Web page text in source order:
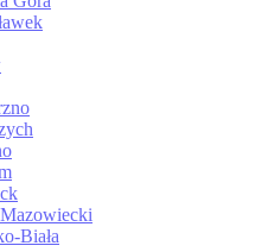
Biała